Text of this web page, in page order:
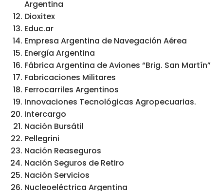
Argentina
Dioxitex
Educ.ar
Empresa Argentina de Navegación Aérea
Energía Argentina
Fábrica Argentina de Aviones “Brig. San Martín”
Fabricaciones Militares
Ferrocarriles Argentinos
Innovaciones Tecnológicas Agropecuarias.
Intercargo
Nación Bursátil
Pellegrini
Nación Reaseguros
Nación Seguros de Retiro
Nación Servicios
Nucleoeléctrica Argentina